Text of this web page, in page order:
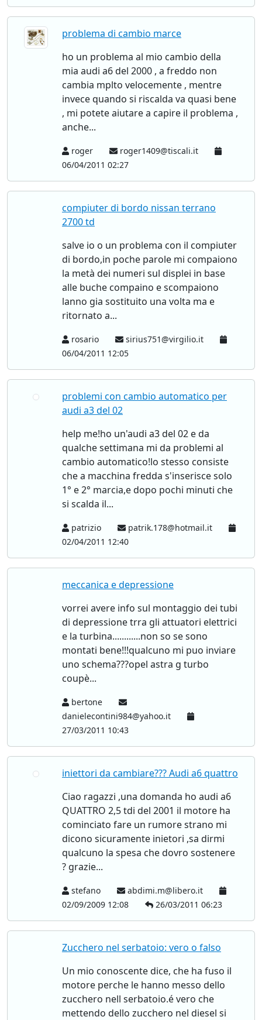
problema di cambio marce
ho un problema al mio cambio della
mia audi a6 del 2000 , a freddo non
cambia mplto velocemente , mentre
invece quando si riscalda va quasi bene
, mi potete aiutare a capire il problema ,
anche...
roger
roger1409@tiscali.it
06/04/2011 02:27
compiuter di bordo nissan terrano
2700 td
salve io o un problema con il compiuter
di bordo,in poche parole mi compaiono
la metà dei numeri sul displei in base
alle buche compaino e scompaiono
lanno gia sostituito una volta ma e
ritornato a...
rosario
sirius751@virgilio.it
06/04/2011 12:05
problemi con cambio automatico per
audi a3 del 02
help me!ho un'audi a3 del 02 e da
qualche settimana mi da problemi al
cambio automatico!lo stesso consiste
che a macchina fredda s'inserisce solo
1° e 2° marcia,e dopo pochi minuti che
si scalda il...
patrizio
patrik.178@hotmail.it
02/04/2011 12:40
meccanica e depressione
vorrei avere info sul montaggio dei tubi
di depressione trra gli attuatori elettrici
e la turbina............non so se sono
montati bene!!!qualcuno mi puo inviare
uno schema???opel astra g turbo
coupè...
bertone
danielecontini984@yahoo.it
27/03/2011 10:43
iniettori da cambiare??? Audi a6 quattro
Ciao ragazzi ,una domanda ho audi a6
QUATTRO 2,5 tdi del 2001 il motore ha
cominciato fare un rumore strano mi
dicono sicuramente inietori ,sa dirmi
qualcuno la spesa che dovro sostenere
? grazie...
stefano
abdimi.m@libero.it
02/09/2009 12:08
26/03/2011 06:23
Zucchero nel serbatoio: vero o falso
Un mio conoscente dice, che ha fuso il
motore perche le hanno messo dello
zucchero nell serbatoio.é vero che
mettendo dello zucchero nel diesel si